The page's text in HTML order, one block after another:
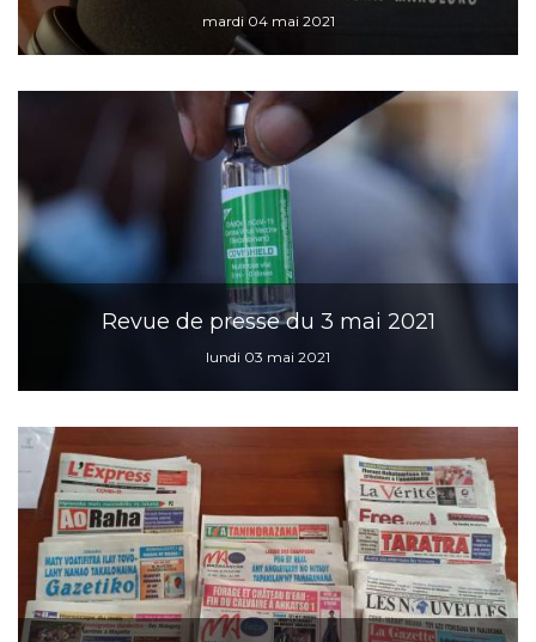
mardi 04 mai 2021
Revue de presse du 3 mai 2021
lundi 03 mai 2021